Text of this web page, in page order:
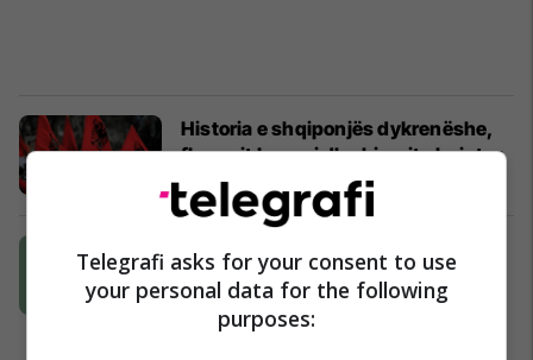
Historia e shqiponjës dykrenëshe,
flamurit kuqezi dhe himnit shqiptar
Histori
Përkthimi si problem: Shtëpitë
botuese duhet t’i paguajnë më
shumë shqipëruesit
Cult+ 24/11/2021
Telegrafi asks for your consent to use
your personal data for the following
purposes: